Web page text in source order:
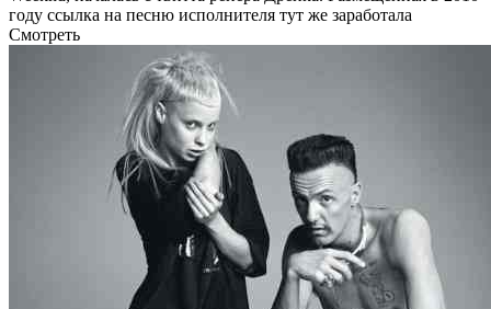
году ссылка на песню исполнителя тут же заработала
Смотреть